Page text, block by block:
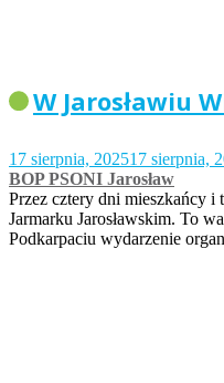
W Jarosławiu
17 sierpnia, 202517 sierpnia,
BOP PSONI Jarosław
Przez cztery dni mieszkańcy i
Jarmarku Jarosławskim. To
Podkarpaciu wydarzenie